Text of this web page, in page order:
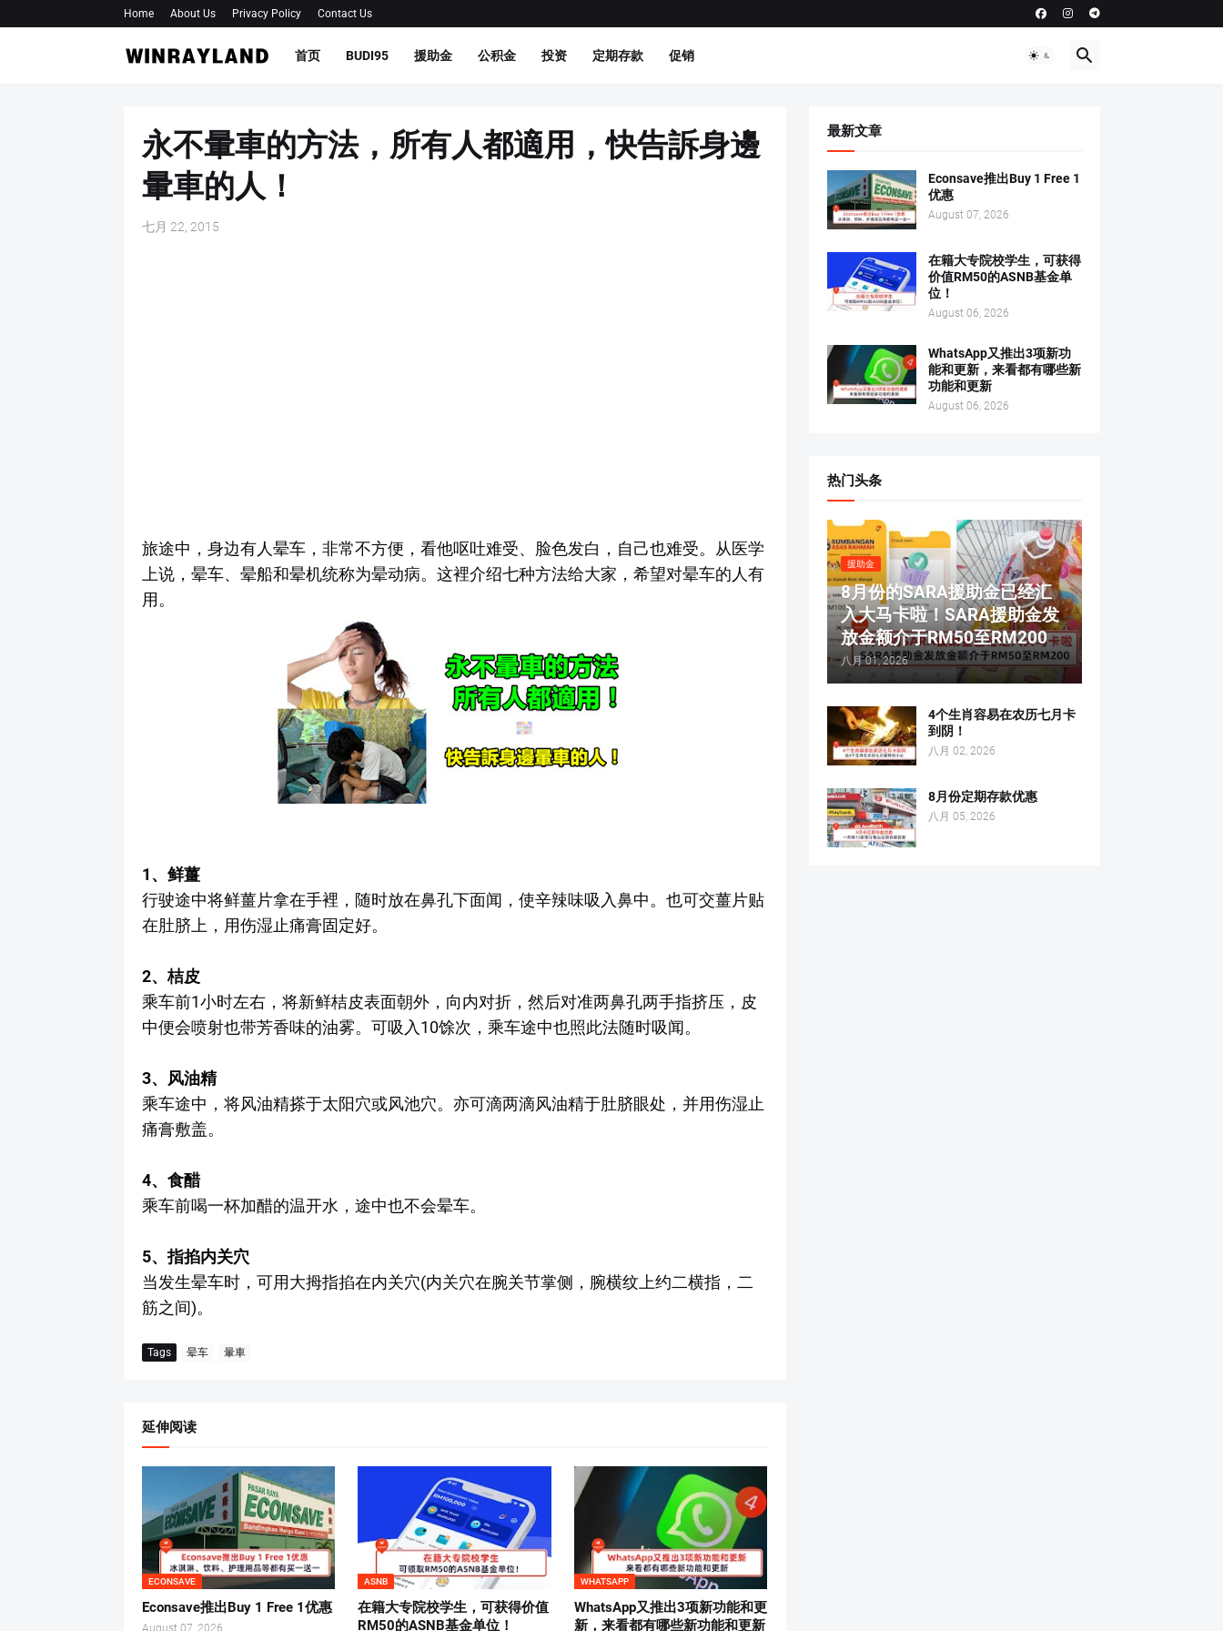
Home About Us Privacy Policy Contact Us
首页 BUDI95 援助金 公积金 投资 定期存款 促销
永不暈車的方法，所有人都適用，快告訴身邊
暈車的人！
七月 22, 2015
旅途中，身边有人晕车，非常不方便，看他呕吐难受、脸色发白，自己也难受。从医学
上说，晕车、晕船和晕机统称为晕动病。这裡介绍七种方法给大家，希望对晕车的人有
用。
1、鲜薑
行驶途中将鲜薑片拿在手裡，随时放在鼻孔下面闻，使辛辣味吸入鼻中。也可交薑片贴
在肚脐上，用伤湿止痛膏固定好。
2、桔皮
乘车前1小时左右，将新鲜桔皮表面朝外，向内对折，然后对准两鼻孔两手指挤压，皮
中便会喷射也带芳香味的油雾。可吸入10馀次，乘车途中也照此法随时吸闻。
3、风油精
乘车途中，将风油精搽于太阳穴或风池穴。亦可滴两滴风油精于肚脐眼处，并用伤湿止
痛膏敷盖。
4、食醋
乘车前喝一杯加醋的温开水，途中也不会晕车。
5、指掐内关穴
当发生晕车时，可用大拇指掐在内关穴(内关穴在腕关节掌侧，腕横纹上约二横指，二
筋之间)。
Tags 晕车 暈車
延伸阅读
ECONSAVE
Econsave推出Buy 1 Free 1优惠
August 07, 2026
ASNB
在籍大专院校学生，可获得价值
RM50的ASNB基金单位！
WHATSAPP
WhatsApp又推出3项新功能和更
新，来看都有哪些新功能和更新
最新文章
Econsave推出Buy 1 Free 1
优惠
August 07, 2026
在籍大专院校学生，可获得
价值RM50的ASNB基金单
位！
August 06, 2026
WhatsApp又推出3项新功
能和更新，来看都有哪些新
功能和更新
August 06, 2026
热门头条
援助金
8月份的SARA援助金已经汇
入大马卡啦！SARA援助金发
放金额介于RM50至RM200
八月 01, 2026
4个生肖容易在农历七月卡
到阴！
八月 02, 2026
8月份定期存款优惠
八月 05, 2026